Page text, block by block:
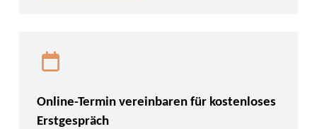
Online-Termin vereinbaren für kostenloses
Erstgespräch